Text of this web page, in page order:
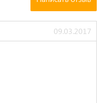
09.03.2017